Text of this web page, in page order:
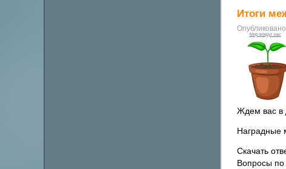
Итоги
Мир вокруг нас
Ждем вас в
Наградные
Скачать
Вопросы